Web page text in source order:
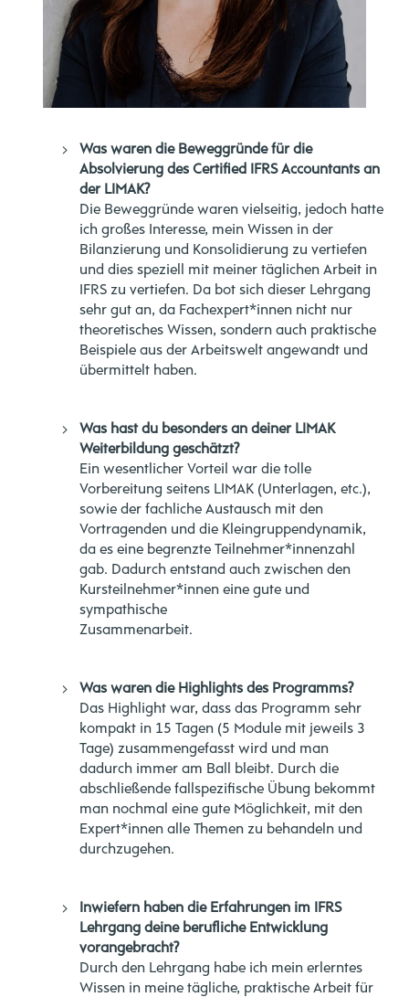
Was waren die Beweggründe für die
Absolvierung des Certified IFRS Accountants an
der LIMAK?
Die Beweggründe waren vielseitig, jedoch hatte
ich großes Interesse, mein Wissen in der
Bilanzierung und Konsolidierung zu vertiefen
und dies speziell mit meiner täglichen Arbeit in
IFRS zu vertiefen. Da bot sich dieser Lehrgang
sehr gut an, da Fachexpert*innen nicht nur
theoretisches Wissen, sondern auch praktische
Beispiele aus der Arbeitswelt angewandt und
übermittelt haben.
Was hast du besonders an deiner LIMAK
Weiterbildung geschätzt?
Ein wesentlicher Vorteil war die tolle
Vorbereitung seitens LIMAK (Unterlagen, etc.),
sowie der fachliche Austausch mit den
Vortragenden und die Kleingruppendynamik,
da es eine begrenzte Teilnehmer*innenzahl
gab. Dadurch entstand auch zwischen den
Kursteilnehmer*innen eine gute und
sympathische
Zusammenarbeit.
Was waren die Highlights des Programms?
Das Highlight war, dass das Programm sehr
kompakt in 15 Tagen (5 Module mit jeweils 3
Tage) zusammengefasst wird und man
dadurch immer am Ball bleibt. Durch die
abschließende fallspezifische Übung bekommt
man nochmal eine gute Möglichkeit, mit den
Expert*innen alle Themen zu behandeln und
durchzugehen.
Inwiefern haben die Erfahrungen im IFRS
Lehrgang deine berufliche Entwicklung
vorangebracht?
Durch den Lehrgang habe ich mein erlerntes
Wissen in meine tägliche, praktische Arbeit für